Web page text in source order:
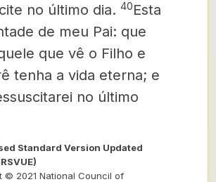
no último dia. 40Esta
de meu Pai: que
que vê o Filho e
tenha a vida eterna; e
no último
Standard Version Updated
© 2021 National Council of